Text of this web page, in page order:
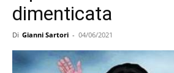
dimenticata
Di Gianni Sartori - 04/06/2021